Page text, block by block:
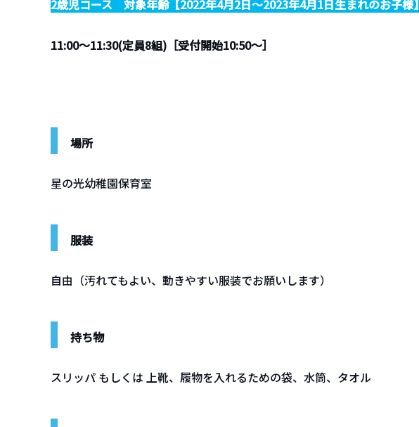
2歳児コース 対象年齢【2022年4月2日～2023年4月1日生まれのお子様】
11:00～11:30(定員8組)［受付開始10:50～］
場所
星の光幼稚園保育室
服装
自由（汚れてもよい、動きやすい服装でお願いします）
持ち物
スリッパ もしくは 上靴、履物を入れるための袋、水筒、タオル